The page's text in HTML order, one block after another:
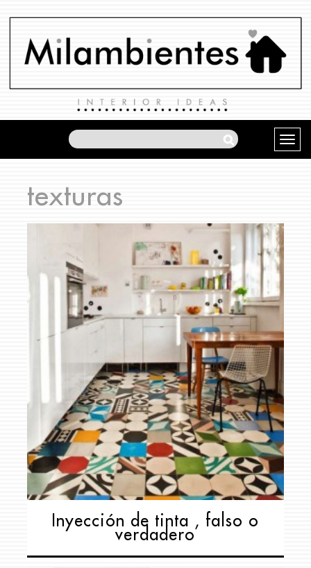
texturas
Inyección de tinta , falso o
verdadero